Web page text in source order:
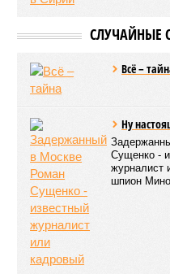
СЛУЧАЙНЫЕ
Всё –
Ну
Сущенко -
журналист
шпион